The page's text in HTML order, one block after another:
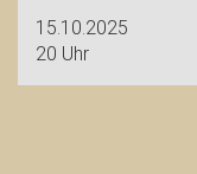
15.10.2025
20 Uhr